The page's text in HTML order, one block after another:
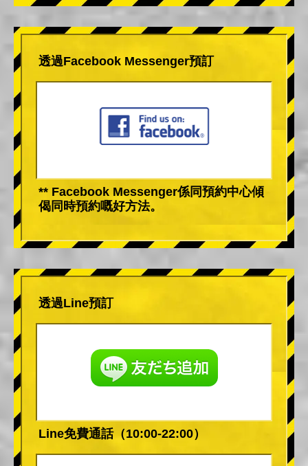
透過Facebook Messenger預訂
** Facebook Messenger係同預約中心傾
偈同時預約嘅好方法。
透過Line預訂
Line免費通話（10:00-22:00）